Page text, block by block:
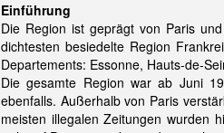
Einführung
Die Region ist geprägt von Paris
dichtesten besiedelte Region
Departements: Essonne, Hauts-de-
Die gesamte Region war ab Juni
ebenfalls. Außerhalb von Paris
meisten illegalen Zeitungen wurden